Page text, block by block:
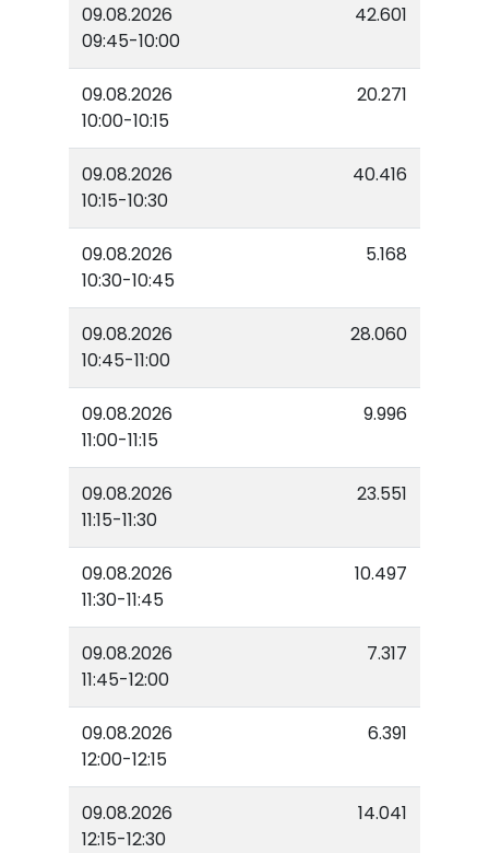
09.08.2026
09:45-10:00
42.601
09.08.2026
10:00-10:15
20.271
09.08.2026
10:15-10:30
40.416
09.08.2026
10:30-10:45
5.168
09.08.2026
10:45-11:00
28.060
09.08.2026
11:00-11:15
9.996
09.08.2026
11:15-11:30
23.551
09.08.2026
11:30-11:45
10.497
09.08.2026
11:45-12:00
7.317
09.08.2026
12:00-12:15
6.391
09.08.2026
12:15-12:30
14.041